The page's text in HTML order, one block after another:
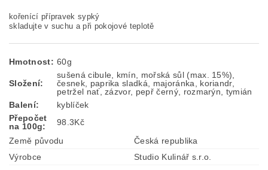
kořenící přípravek sypký
skladujte v suchu a při pokojové teplotě
Hmotnost: 60g
Složení:
sušená cibule, kmín, mořská sůl (max. 15%),
česnek, paprika sladká, majoránka, koriandr,
petržel nať, zázvor, pepř černý, rozmarýn, tymián
Balení:
kyblíček
Přepočet
na 100g:
98.3Kč
Země původu
Česká republika
Výrobce
Studio Kulinář s.r.o.